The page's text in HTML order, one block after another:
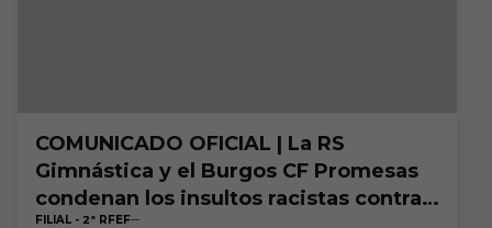
COMUNICADO OFICIAL | La RS
Gimnástica y el Burgos CF Promesas
condenan los insultos racistas contra
FILIAL - 2ª RFEF